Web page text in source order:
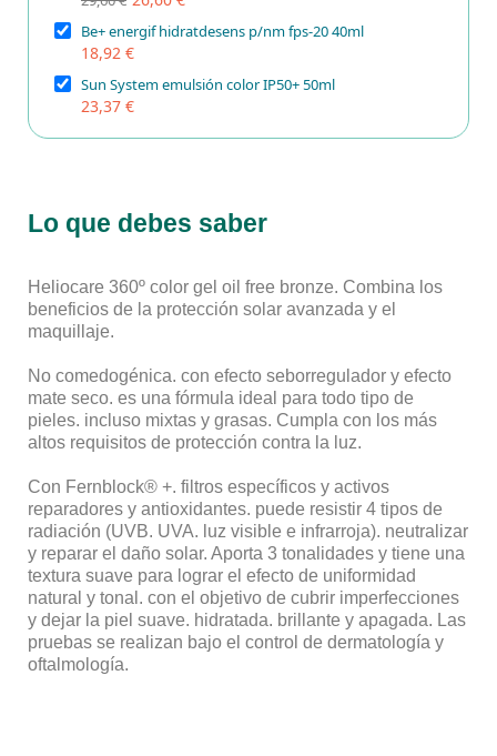
Be+ energif hidratdesens p/nm fps-20 40ml
18,92 €
Sun System emulsión color IP50+ 50ml
23,37 €
Lo que debes saber
Heliocare 360º color gel oil free bronze. Combina los
beneficios de la protección solar avanzada y el
maquillaje.
No comedogénica. con efecto seborregulador y efecto
mate seco. es una fórmula ideal para todo tipo de
pieles. incluso mixtas y grasas. Cumpla con los más
altos requisitos de protección contra la luz.
Con Fernblock® +. filtros específicos y activos
reparadores y antioxidantes. puede resistir 4 tipos de
radiación (UVB. UVA. luz visible e infrarroja). neutralizar
y reparar el daño solar. Aporta 3 tonalidades y tiene una
textura suave para lograr el efecto de uniformidad
natural y tonal. con el objetivo de cubrir imperfecciones
y dejar la piel suave. hidratada. brillante y apagada. Las
pruebas se realizan bajo el control de dermatología y
oftalmología.